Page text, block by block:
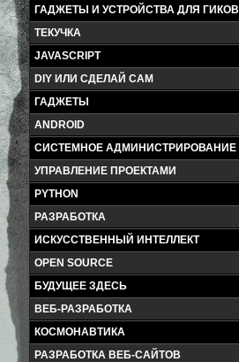
ГАДЖЕТЫ И УСТРОЙСТВА ДЛЯ ГИКОВ
ТЕКУЧКА
JAVASCRIPT
DIY ИЛИ СДЕЛАЙ САМ
ГАДЖЕТЫ
ANDROID
СИСТЕМНОЕ АДМИНИСТРИРОВАНИЕ
УПРАВЛЕНИЕ ПРОЕКТАМИ
PYTHON
РАЗРАБОТКА
ИСКУССТВЕННЫЙ ИНТЕЛЛЕКТ
OPEN SOURCE
БУДУЩЕЕ ЗДЕСЬ
ВЕБ-РАЗРАБОТКА
КОСМОНАВТИКА
РАЗРАБОТКА ВЕБ-САЙТОВ